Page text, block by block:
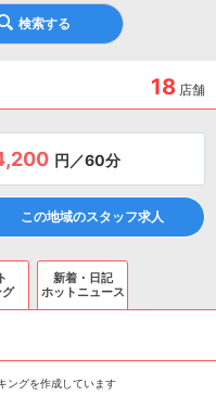
検索する
18 店舗
円／60分
この地域のスタッフ求人
新着・日記
ホットニュース
ングを作成しています